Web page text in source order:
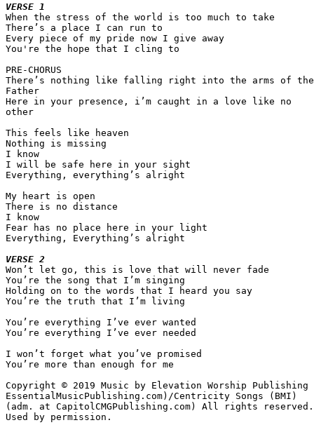
VERSE 1
When the stress of the world is too much to take
There’s a place I can run to
Every piece of my pride now I give away
You're the hope that I cling to
PRE-CHORUS
There’s nothing like falling right into the arms of
Father
Here in your presence, i’m caught in a love like no
other
This feels like heaven
Nothing is missing
I know
I will be safe here in your sight
Everything, everything’s alright
My heart is open
There is no distance
I know
Fear has no place here in your light
Everything, Everything’s alright
VERSE 2
Won’t let go, this is love that will never fade
You’re the song that I’m singing
Holding on to the words that I heard you say
You’re the truth that I’m living
You’re everything I’ve ever wanted
You’re everything I’ve ever needed
I won’t forget what you’ve promised
You’re more than enough for me
Copyright © 2019 Music by Elevation Worship Publishing
EssentialMusicPublishing.com)/Centricity Songs (BMI)
(adm. at CapitolCMGPublishing.com) All rights
Used by permission.